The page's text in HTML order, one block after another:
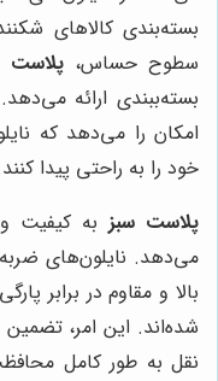
بسته‌بندی کالاهای
سطوح حساس،پلاست
بسته‌ببندی ارائه
امکان را می‌دهد که
خود را به راحتی پیدا
پلاست سبز به کیفیت
می‌دهد. نایلون‌های ضربه
بالا و مقاوم در برابر
شده‌اند. این امر،
نقل به طور کامل